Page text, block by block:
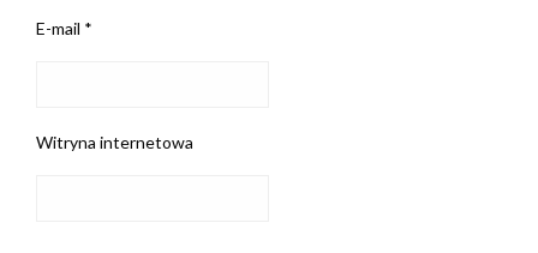
E-mail *
Witryna internetowa